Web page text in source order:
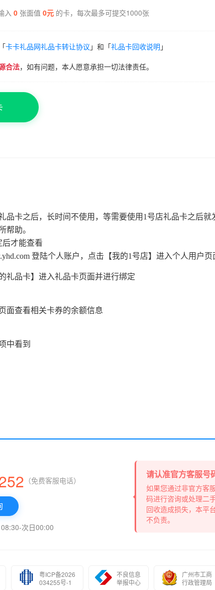
入 0张面值 0元的卡，每次最多可提交1000张
卡卡礼品网礼品卡转让协议 」和「礼品卡回收说明 」
合法，如有问题，本人愿意承担一切法律责任。
品卡之后，长时间不使用，等需要使用1号店礼品卡之后
帮助。
后才能查看
登陆个人账户，点击【我的1号店】进入个人用户页
礼品卡】进入礼品卡页面并进行绑定
面查看相关卡券的余额信息
中看到
（免费客服电话）
次日00:00
请认准官方客服号
如果您通过非官方客
码进行咨询或处理二
回收造成损失，本平
不负责。
粤ICP备2026
034255号-1
不良信息
举报中心
广州市工商
行政管理局